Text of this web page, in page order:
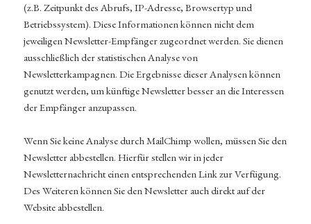
(z.B. Zeitpunkt des Abrufs, IP-Adresse, Browsertyp und
Betriebssystem). Diese Informationen können nicht dem
jeweiligen Newsletter-Empfänger zugeordnet werden. Sie dienen
ausschließlich der statistischen Analyse von
Newsletterkampagnen. Die Ergebnisse dieser Analysen können
genutzt werden, um künftige Newsletter besser an die Interessen
der Empfänger anzupassen.
Wenn Sie keine Analyse durch MailChimp wollen, müssen Sie den
Newsletter abbestellen. Hierfür stellen wir in jeder
Newsletternachricht einen entsprechenden Link zur Verfügung.
Des Weiteren können Sie den Newsletter auch direkt auf der
Website abbestellen.